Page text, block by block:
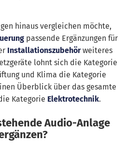
hinaus vergleichen möchte,
passende Ergänzungen für
Installationszubehörweiteres
lohnt sich die Kategorie
und Klima die Kategorie
Überblick über das gesamte
Kategorie Elektrotechnik.
Audio-Anlage